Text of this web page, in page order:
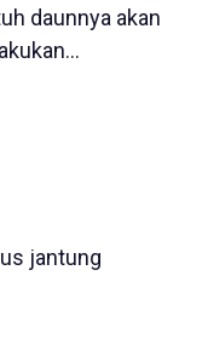
daunnya akan
jantung